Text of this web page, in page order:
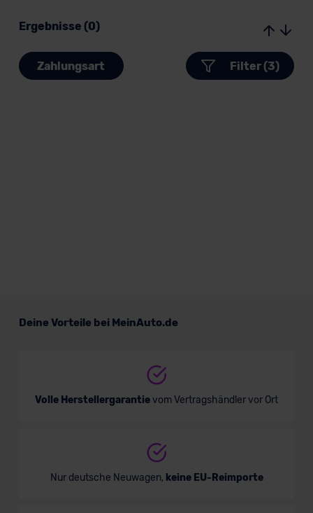
Ergebnisse (0)
Zahlungsart Filter (3)
Deine Vorteile bei MeinAuto.de
Volle Herstellergarantievom Vertragshändler vor Ort
Nur deutsche Neuwagen, keine EU-Reimporte